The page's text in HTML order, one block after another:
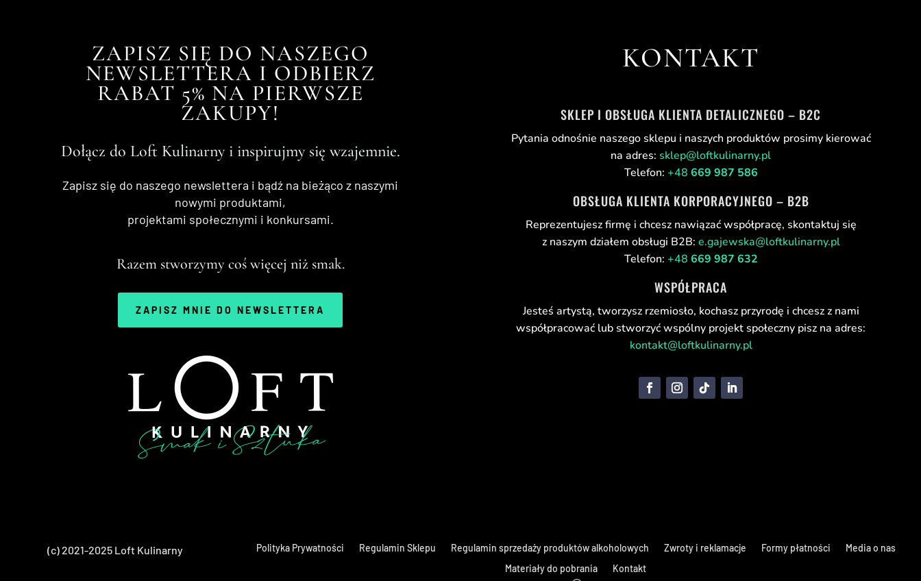
ZAPISZ SIĘ DO NASZEGO
NEWSLETTERA I ODBIERZ
RABAT 5% NA PIERWSZE
ZAKUPY!
Dołącz do Loft Kulinarny i inspirujmy się wzajemnie.
Zapisz się do naszego newslettera i bądź na bieżąco z naszymi
nowymi produktami,
projektami społecznymi i konkursami.
Razem stworzymy coś więcej niż smak.
ZAPISZ MNIE DO NEWSLETTERA
KONTAKT
SKLEP I OBSŁUGA KLIENTA DETALICZNEGO – B2C
Pytania odnośnie naszego sklepu i naszych produktów prosimy kierować
na adres: sklep@loftkulinarny.pl
Telefon: +48 669 987 586
OBSŁUGA KLIENTA KORPORACYJNEGO – B2B
Reprezentujesz firmę i chcesz nawiązać współpracę, skontaktuj się
z naszym działem obsługi B2B: e.gajewska@loftkulinarny.pl
Telefon: +48 669 987 632
WSPÓŁPRACA
Jesteś artystą, tworzysz rzemiosło, kochasz przyrodę i chcesz z nami
współpracować lub stworzyć wspólny projekt społeczny pisz na adres:
kontakt@loftkulinarny.pl
(c) 2021-2025 Loft Kulinarny Polityka Prywatności Regulamin Sklepu Regulamin sprzedaży produktów alkoholowych Zwroty i reklamacje Formy płatności
Media o nas
Materiały do pobrania
Kontakt